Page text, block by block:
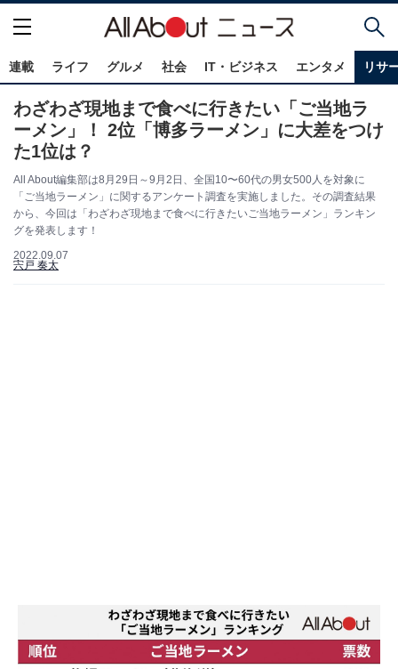
連載 ライフ グルメ 社会 IT・ビジネス エンタメ リサ
わざわざ現地まで食べに行きたい「ご当地ラ
ーメン」！ 2位「博多ラーメン」に大差をつけ
た1位は？
All About編集部は8月29日～9月2日、全国10〜60代の男女500人を対象に
「ご当地ラーメン」に関するアンケート調査を実施しました。その調査結果
から、今回は「わざわざ現地まで食べに行きたいご当地ラーメン」ランキン
グを発表します！
2022.09.07
宍戸 奏太